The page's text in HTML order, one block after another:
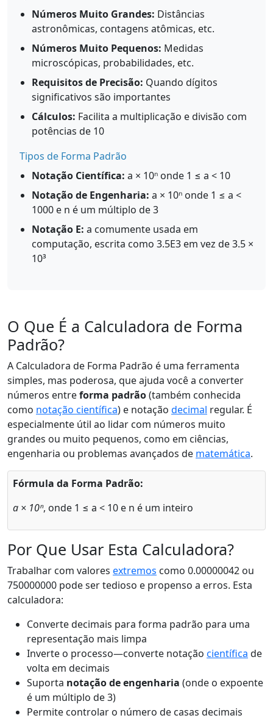
Números Muito Grandes: Distâncias
astronômicas, contagens atômicas, etc.
Números Muito Pequenos: Medidas
microscópicas, probabilidades, etc.
Requisitos de Precisão: Quando dígitos
significativos são importantes
Cálculos: Facilita a multiplicação e divisão com
potências de 10
Tipos de Forma Padrão
Notação Científica: a × 10ⁿ onde 1 ≤ a < 10
Notação de Engenharia: a × 10ⁿ onde 1 ≤ a <
1000 e n é um múltiplo de 3
Notação E: a comumente usada em
computação, escrita como 3.5E3 em vez de 3.5 ×
10³
O Que É a Calculadora de Forma
Padrão?
A Calculadora de Forma Padrão é uma ferramenta
simples, mas poderosa, que ajuda você a converter
números entreforma padrão(também conhecida
como notação científica) e notação decimal regular. É
especialmente útil ao lidar com números muito
grandes ou muito pequenos, como em ciências,
engenharia ou problemas avançados de matemática.
Fórmula da Forma Padrão:
a × 10ⁿ, onde 1 ≤ a < 10 e n é um inteiro
Por Que Usar Esta Calculadora?
Trabalhar com valores extremos como 0.00000042 ou
750000000 pode ser tedioso e propenso a erros. Esta
calculadora:
Converte decimais para forma padrão para uma
representação mais limpa
Inverte o processo—converte notação científica de
volta em decimais
Suporta notação de engenharia (onde o expoente
é um múltiplo de 3)
Permite controlar o número de casas decimais